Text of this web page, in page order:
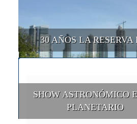
30 AÑOS LA RESERVA
SHOW ASTRONÓMICO
PLANETARIO